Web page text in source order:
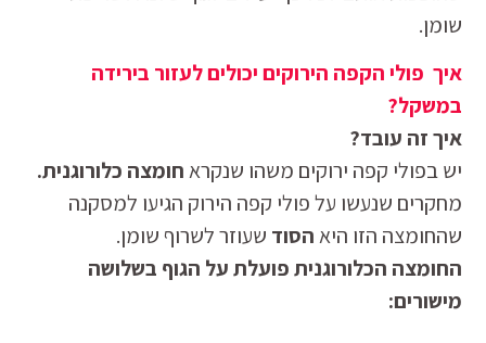
שומן.
איך פולי הקפה הירוקים יכולים לעזור בירידה
במשקל?
איך זה עובד?
יש בפולי קפה ירוקים משהו שנקראחומצה כלורוגנית.
מחקרים שנעשו על פולי קפה הירוק הגיעו למסקנה
שהחומצה הזו היאהסוד שעוזר לשרוף שומן.
החומצה הכלורוגנית פועלת על הגוף בשלושה
מישורים: